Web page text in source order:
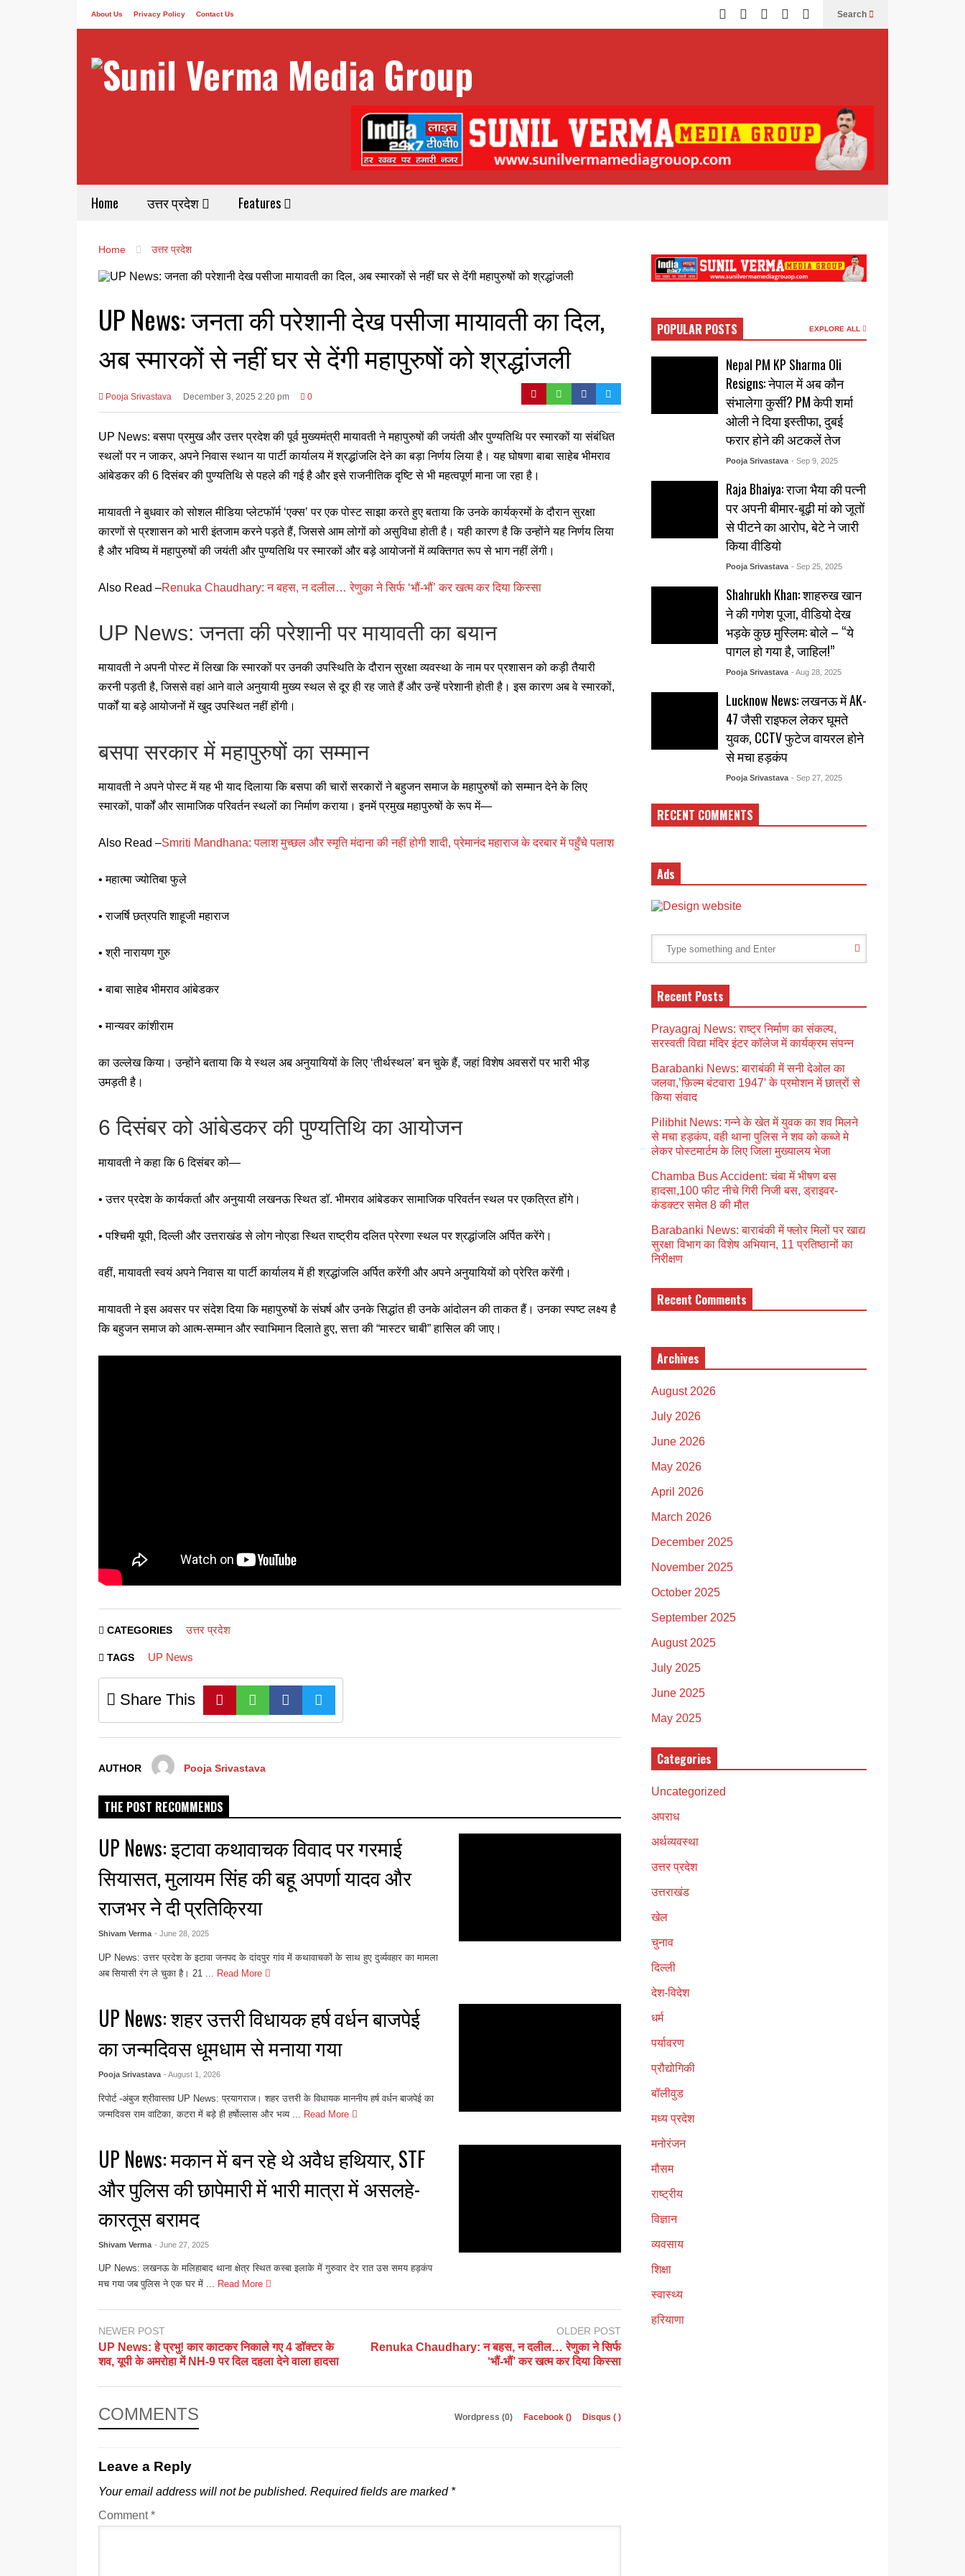
About Us Privacy Policy Contact Us Search
Home उत्तर प्रदेश Features
Home उत्तर प्रदेश
UP News: जनता की परेशानी देख पसीजा मायावती का दिल,
अब स्मारकों से नहीं घर से देंगी महापुरुषों को श्रद्धांजली
Pooja Srivastava December 3, 2025 2:20 pm 0
UP News: बसपा प्रमुख और उत्तर प्रदेश की पूर्व मुख्यमंत्री मायावती ने महापुरुषों की जयंती और पुण्यतिथि पर स्मारकों या संबंधित
स्थलों पर न जाकर, अपने निवास स्थान या पार्टी कार्यालय में श्रद्धांजलि देने का बड़ा निर्णय लिया है। यह घोषणा बाबा साहेब भीमराव
आंबेडकर की 6 दिसंबर की पुण्यतिथि से पहले की गई है और इसे राजनीतिक दृष्टि से भी महत्वपूर्ण माना जा रहा है।
मायावती ने बुधवार को सोशल मीडिया प्लेटफॉर्म ‘एक्स’ पर एक पोस्ट साझा करते हुए बताया कि उनके कार्यक्रमों के दौरान सुरक्षा
कारणों से प्रशासन को भारी इंतजाम करने पड़ते हैं, जिससे आम लोगों को असुविधा होती है। यही कारण है कि उन्होंने यह निर्णय लिया
है और भविष्य में महापुरुषों की जयंती और पुण्यतिथि पर स्मारकों और बड़े आयोजनों में व्यक्तिगत रूप से भाग नहीं लेंगी।
Also Read –Renuka Chaudhary: न बहस, न दलील… रेणुका ने सिर्फ ‘भौं-भौं’ कर खत्म कर दिया किस्सा
UP News: जनता की परेशानी पर मायावती का बयान
मायावती ने अपनी पोस्ट में लिखा कि स्मारकों पर उनकी उपस्थिति के दौरान सुरक्षा व्यवस्था के नाम पर प्रशासन को कड़ी तैयारी
करनी पड़ती है, जिससे वहां आने वाले अनुयायी मुख्य स्थल से दूर ही रह जाते हैं और उन्हें परेशानी होती है। इस कारण अब वे स्मारकों,
पार्कों या बड़े आयोजनों में खुद उपस्थित नहीं होंगी।
बसपा सरकार में महापुरुषों का सम्मान
मायावती ने अपने पोस्ट में यह भी याद दिलाया कि बसपा की चारों सरकारों ने बहुजन समाज के महापुरुषों को सम्मान देने के लिए
स्मारकों, पार्कों और सामाजिक परिवर्तन स्थलों का निर्माण कराया। इनमें प्रमुख महापुरुषों के रूप में—
Also Read –Smriti Mandhana: पलाश मुच्छल और स्मृति मंदाना की नहीं होगी शादी, प्रेमानंद महाराज के दरबार में पहुँचे पलाश
• महात्मा ज्योतिबा फुले
• राजर्षि छत्रपति शाहूजी महाराज
• श्री नारायण गुरु
• बाबा साहेब भीमराव आंबेडकर
• मान्यवर कांशीराम
का उल्लेख किया। उन्होंने बताया कि ये स्थल अब अनुयायियों के लिए ‘तीर्थस्थल’ बन चुके हैं, जहां विशेष अवसरों पर भारी भीड़
उमड़ती है।
6 दिसंबर को आंबेडकर की पुण्यतिथि का आयोजन
मायावती ने कहा कि 6 दिसंबर को—
• उत्तर प्रदेश के कार्यकर्ता और अनुयायी लखनऊ स्थित डॉ. भीमराव आंबेडकर सामाजिक परिवर्तन स्थल पर एकत्रित होंगे।
• पश्चिमी यूपी, दिल्ली और उत्तराखंड से लोग नोएडा स्थित राष्ट्रीय दलित प्रेरणा स्थल पर श्रद्धांजलि अर्पित करेंगे।
वहीं, मायावती स्वयं अपने निवास या पार्टी कार्यालय में ही श्रद्धांजलि अर्पित करेंगी और अपने अनुयायियों को प्रेरित करेंगी।
मायावती ने इस अवसर पर संदेश दिया कि महापुरुषों के संघर्ष और उनके सिद्धांत ही उनके आंदोलन की ताकत हैं। उनका स्पष्ट लक्ष्य है
कि बहुजन समाज को आत्म-सम्मान और स्वाभिमान दिलाते हुए, सत्ता की “मास्टर चाबी” हासिल की जाए।
CATEGORIES उत्तर प्रदेश
TAGS UP News
Share This
AUTHOR Pooja Srivastava
THE POST RECOMMENDS
UP News: इटावा कथावाचक विवाद पर गरमाई
सियासत, मुलायम सिंह की बहू अपर्णा यादव और
राजभर ने दी प्रतिक्रिया
Shivam Verma - June 28, 2025
UP News: उत्तर प्रदेश के इटावा जनपद के दांदपुर गांव में कथावाचकों के साथ हुए दुर्व्यवहार का मामला
अब सियासी रंग ले चुका है। 21 ...
Read More
UP News: शहर उत्तरी विधायक हर्ष वर्धन बाजपेई
का जन्मदिवस धूमधाम से मनाया गया
Pooja Srivastava - August 1, 2026
रिपोर्ट -अंबुज श्रीवास्तव UP News: प्रयागराज। शहर उत्तरी के विधायक माननीय हर्ष वर्धन बाजपेई का
जन्मदिवस राम वाटिका, कटरा में बड़े ही हर्षोल्लास और भव्य ...
Read More
UP News: मकान में बन रहे थे अवैध हथियार, STF
और पुलिस की छापेमारी में भारी मात्रा में असलहे-
कारतूस बरामद
Shivam Verma - June 27, 2025
UP News: लखनऊ के मलिहाबाद थाना क्षेत्र स्थित कस्बा इलाके में गुरुवार देर रात उस समय हड़कंप
मच गया जब पुलिस ने एक घर में ... Read More
NEWER POST
UP News: हे प्रभु! कार काटकर निकाले गए 4 डॉक्टर के
शव, यूपी के अमरोहा में NH-9 पर दिल दहला देने वाला हादसा
OLDER POST
Renuka Chaudhary: न बहस, न दलील… रेणुका ने सिर्फ
‘भौं-भौं’ कर खत्म कर दिया किस्सा
COMMENTS Wordpress (0) Facebook () Disqus ( )
Leave a Reply
Your email address will not be published. Required fields are marked *
Comment*
POPULAR POSTS EXPLORE ALL
Nepal PM KP Sharma Oli
Resigns: नेपाल में अब कौन
संभालेगा कुर्सी? PM केपी शर्मा
ओली ने दिया इस्तीफा, दुबई
फरार होने की अटकलें तेज
Pooja Srivastava - Sep 9, 2025
Raja Bhaiya: राजा भैया की पत्नी
पर अपनी बीमार-बूढ़ी मां को जूतों
से पीटने का आरोप, बेटे ने जारी
किया वीडियो
Pooja Srivastava - Sep 25, 2025
Shahrukh Khan: शाहरुख खान
ने की गणेश पूजा, वीडियो देख
भड़के कुछ मुस्लिम: बोले – “ये
पागल हो गया है, जाहिल!”
Pooja Srivastava - Aug 28, 2025
Lucknow News: लखनऊ में AK-
47 जैसी राइफल लेकर घूमते
युवक, CCTV फुटेज वायरल होने
से मचा हड़कंप
Pooja Srivastava - Sep 27, 2025
RECENT COMMENTS
Ads
Recent Posts
Prayagraj News: राष्ट्र निर्माण का संकल्प,
सरस्वती विद्या मंदिर इंटर कॉलेज में कार्यक्रम संपन्न
Barabanki News: बाराबंकी में सनी देओल का
जलवा,’फ़िल्म बंटवारा 1947′ के प्रमोशन में छात्रों से
किया संवाद
Pilibhit News: गन्ने के खेत में युवक का शव मिलने
से मचा हड़कंप, वही थाना पुलिस ने शव को कब्जे मे
लेकर पोस्टमार्टम के लिए जिला मुख्यालय भेजा
Chamba Bus Accident: चंबा में भीषण बस
हादसा,100 फीट नीचे गिरी निजी बस, ड्राइवर-
कंडक्टर समेत 8 की मौत
Barabanki News: बाराबंकी में फ्लोर मिलों पर खाद्य
सुरक्षा विभाग का विशेष अभियान, 11 प्रतिष्ठानों का
निरीक्षण
Recent Comments
Archives
August 2026
July 2026
June 2026
May 2026
April 2026
March 2026
December 2025
November 2025
October 2025
September 2025
August 2025
July 2025
June 2025
May 2025
Categories
Uncategorized
अपराध
अर्थव्यवस्था
उत्तर प्रदेश
उत्तराखंड
खेल
चुनाव
दिल्ली
देश-विदेश
धर्म
पर्यावरण
प्रौद्योगिकी
बॉलीवुड
मध्य प्रदेश
मनोरंजन
मौसम
राष्ट्रीय
विज्ञान
व्यवसाय
शिक्षा
स्वास्थ्य
हरियाणा